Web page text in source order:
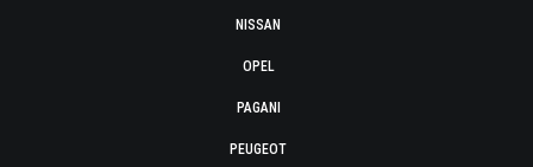
NISSAN
OPEL
PAGANI
PEUGEOT